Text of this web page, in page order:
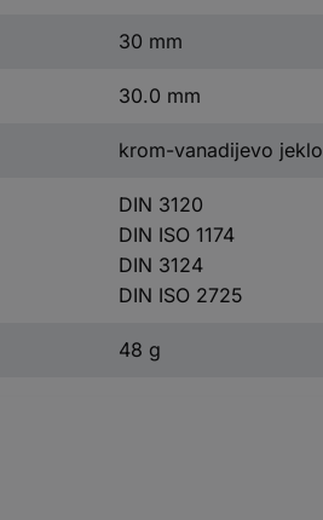
30 mm
30.0 mm
krom-vanadijevo jeklo
DIN 3120
DIN ISO 1174
DIN 3124
DIN ISO 2725
48 g